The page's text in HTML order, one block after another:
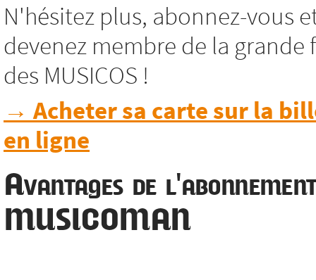
N'hésitez plus, abonnez-vous
devenez membre de la grande
des MUSICOS !
→ Acheter sa carte sur la
en ligne
Avantages de l'abonnement
MUSICOMAN